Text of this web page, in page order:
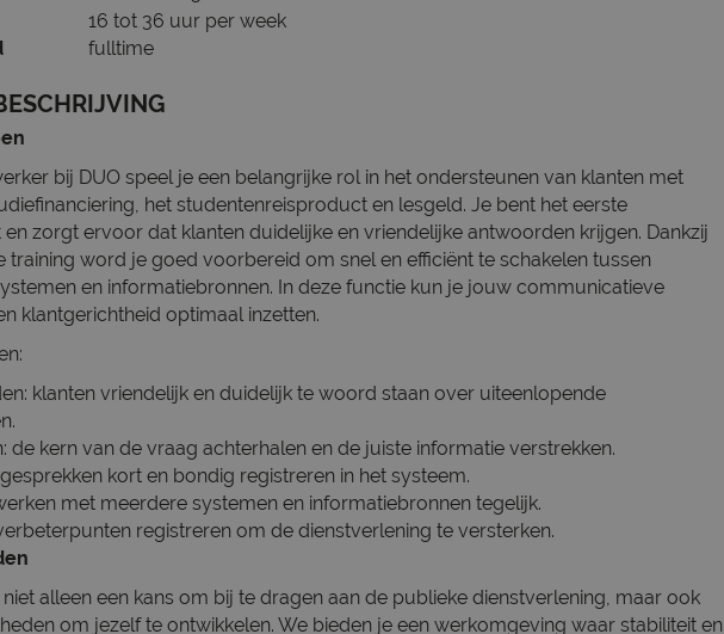
16 tot 36 uur per week
fulltime
bij DUO speel je een belangrijke rol in het ondersteunen van klanten met
het studentenreisproduct en lesgeld. Je bent het eerste
zorgt ervoor dat klanten duidelijke en vriendelijke antwoorden krijgen. Dankzij
training word je goed voorbereid om snel en efficiënt te schakelen tussen
en informatiebronnen. In deze functie kun je jouw communicatieve
klantgerichtheid optimaal inzetten.
klanten vriendelijk en duidelijk te woord staan over uiteenlopende
de kern van de vraag achterhalen en de juiste informatie verstrekken.
kort en bondig registreren in het systeem.
met meerdere systemen en informatiebronnen tegelijk.
registreren om de dienstverlening te versterken.
niet alleen een kans om bij te dragen aan de publieke dienstverlening, maar ook
om jezelf te ontwikkelen. We bieden je een werkomgeving waar stabiliteit en